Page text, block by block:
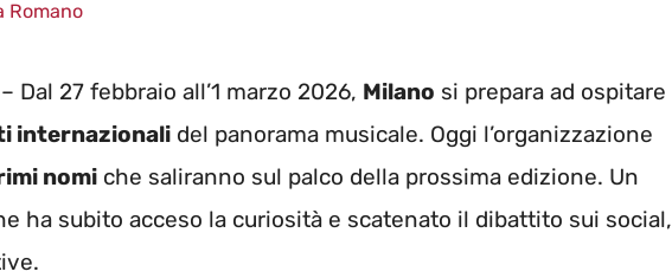
Romano
Dal 27 febbraio all’1 marzo 2026, Milano si prepara ad ospitare
internazionali del panorama musicale. Oggi l’organizzazione
nomi che saliranno sul palco della prossima edizione. Un
ha subito acceso la curiosità e scatenato il dibattito sui social,